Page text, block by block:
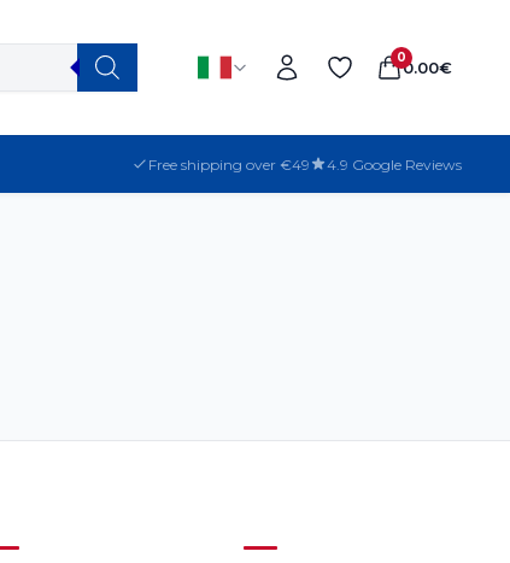
0
0.00€
Free shipping over €49 4.9 Google Reviews